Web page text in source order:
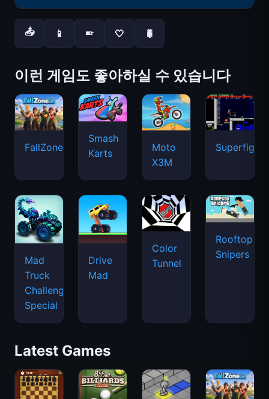
📤 📱 📱 🤍 🐛
이런 게임도 좋아하실 수 있습니다
FallZone.io
Smash
Karts
Moto
X3M
Mad
Truck
Challenge
Special
Drive
Mad
Color
Tunnel
Rooftop
Snipers
Latest Games